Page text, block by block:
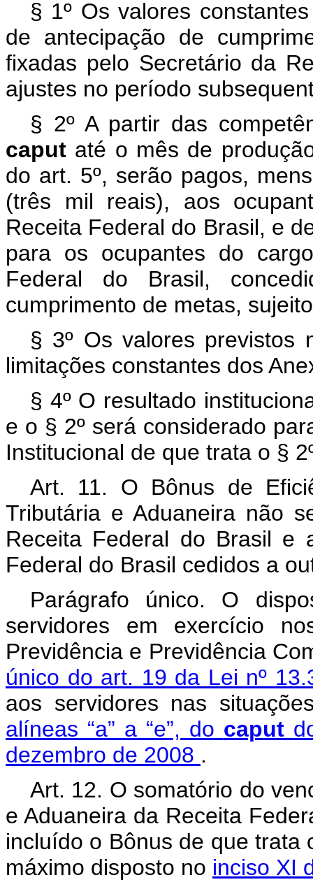
§ 1º Os valores
de antecipação de
fixadas pelo Secretário da
ajustes no período
§ 2º A partir das
caput até o mês de
do art. 5º, serão pagos,
(três mil reais), aos
Receita Federal do Brasil, e
para os ocupantes do
Federal do Brasil,
cumprimento de metas,
§ 3º Os valores previstos
limitações constantes dos
§ 4º O resultado
e o § 2º será considerado
Institucional de que trata o §
Art. 11. O Bônus de
Tributária e Aduaneira não
Receita Federal do Brasil e
Federal do Brasil cedidos a
Parágrafo único. O
servidores em exercício
Previdência e Previdência
único do art. 19 da Lei nº
aos servidores nas
alíneas “a” a “e”, do caput
dezembro de 2008 .
Art. 12. O somatório do
e Aduaneira da Receita
incluído o Bônus de que trata
máximo disposto no inciso XI